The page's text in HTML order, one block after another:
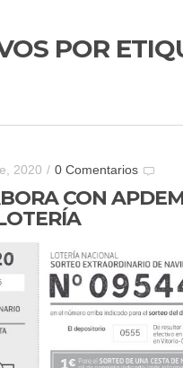
POR
2020 / 0 Comentarios
CON